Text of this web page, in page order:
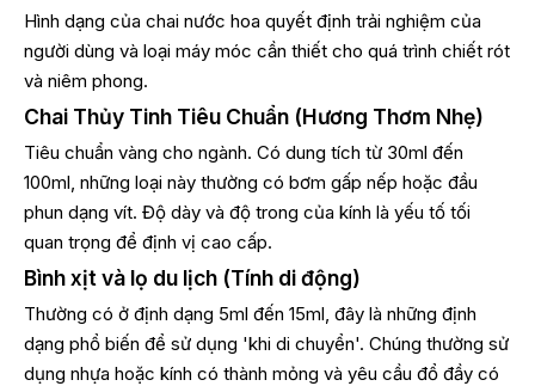
Hình dạng của chai nước hoa quyết định trải nghiệm của
người dùng và loại máy móc cần thiết cho quá trình chiết rót
và niêm phong.
Chai Thủy Tinh Tiêu Chuẩn (Hương Thơm Nhẹ)
Tiêu chuẩn vàng cho ngành. Có dung tích từ 30ml đến
100ml, những loại này thường có bơm gấp nếp hoặc đầu
phun dạng vít. Độ dày và độ trong của kính là yếu tố tối
quan trọng để định vị cao cấp.
Bình xịt và lọ du lịch (Tính di động)
Thường có ở định dạng 5ml đến 15ml, đây là những định
dạng phổ biến để sử dụng 'khi di chuyển'. Chúng thường sử
dụng nhựa hoặc kính có thành mỏng và yêu cầu đổ đầy có